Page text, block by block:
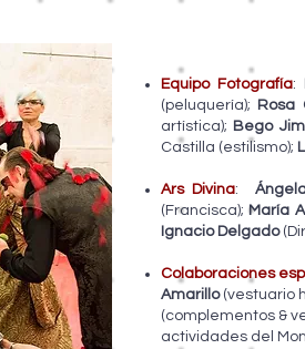
Equipo Fotografía:
(peluquería);
Rosa
artística); Bego
Castilla (estilismo);
Ars Divina:
(Francisca);María
Ignacio Delgado
Colaboraciones
Amarillo(vestuario
(complementos &
actividades del